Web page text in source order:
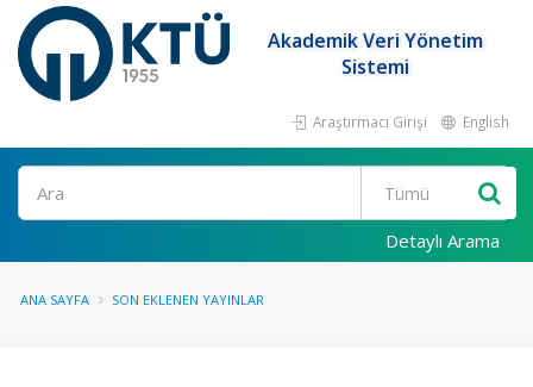
Akademik Veri Yönetim
Sistemi
Araştırmacı Girişi English
Ara
Detaylı Arama
ANA SAYFA SON EKLENEN YAYINLAR